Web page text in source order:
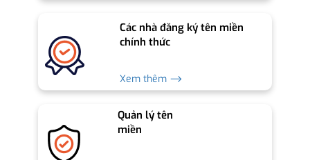
Các nhà đăng ký tên miền
chính thức
Xem thêm ⟶
Quản lý tên
miền